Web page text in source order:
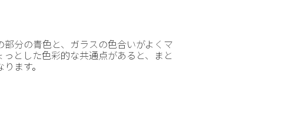
分の青色と、ガラスの色合いがよくマ
とした色彩的な共通点があると、まと
ます。